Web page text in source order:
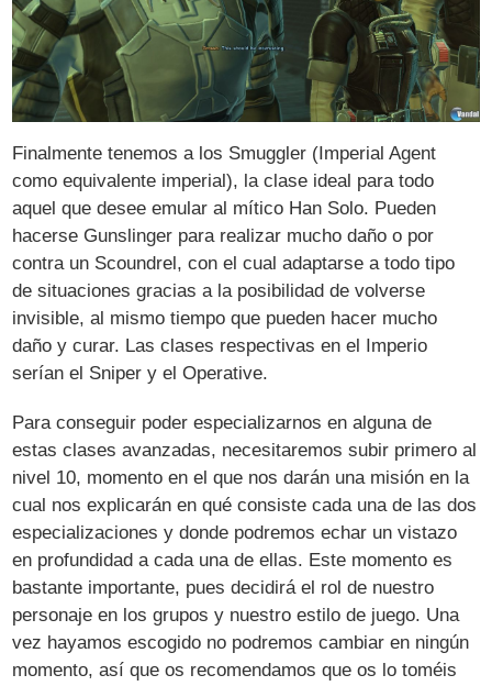
Finalmente tenemos a los Smuggler (Imperial Agent
como equivalente imperial), la clase ideal para todo
aquel que desee emular al mítico Han Solo. Pueden
hacerse Gunslinger para realizar mucho daño o por
contra un Scoundrel, con el cual adaptarse a todo tipo
de situaciones gracias a la posibilidad de volverse
invisible, al mismo tiempo que pueden hacer mucho
daño y curar. Las clases respectivas en el Imperio
serían el Sniper y el Operative.
Para conseguir poder especializarnos en alguna de
estas clases avanzadas, necesitaremos subir primero al
nivel 10, momento en el que nos darán una misión en la
cual nos explicarán en qué consiste cada una de las dos
especializaciones y donde podremos echar un vistazo
en profundidad a cada una de ellas. Este momento es
bastante importante, pues decidirá el rol de nuestro
personaje en los grupos y nuestro estilo de juego. Una
vez hayamos escogido no podremos cambiar en ningún
momento, así que os recomendamos que os lo toméis